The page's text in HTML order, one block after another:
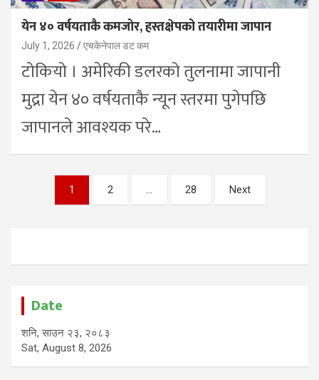
येन ४० वर्षयताकै कमजोर, हस्तक्षेपको तयारीमा जापान
July 1, 2026 एचकेनेपाल डट कम
टोकियो । अमेरिकी डलरको तुलनामा जापानी
मुद्रा येन ४० वर्षयताकै न्यून स्तरमा पुगेपछि
जापानले आवश्यक परे…
pagination
1 2 … 28 Next
Date
शनि, साउन २३, २०८३
Sat, August 8, 2026